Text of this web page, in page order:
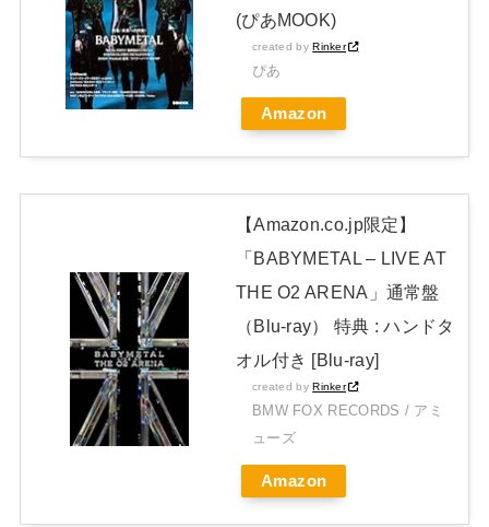
日本独自企画・限定生産盤「METAL FORTH (DELUXE
JAPAN EDITION)」着弾
【BABYMETAL】METAL FORTH DELUXE JAPAN EDITION
(ぴあMOOK)
created byRinker
ぴあ
Amazon
【Amazon.co.jp限定】
「BABYMETAL – LIVE AT
THE O2 ARENA」通常盤
（Blu-ray） 特典 : ハンドタ
オル付き [Blu-ray]
created byRinker
BMW FOX RECORDS / アミ
ューズ
Amazon